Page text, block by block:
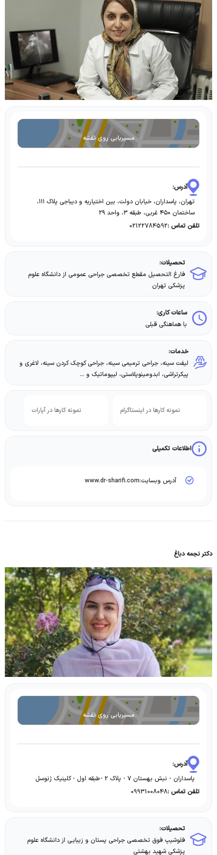
مسیریابی روی نقشه
آدرس:
تهران، پاسداران، خیابان دولت، بین اختیاریه و دیباجی پلاک ۱۱۱،
ساختمان ۴۵۰ غربی، طبقه ۳، واحد ۲۹
تلفن تماس :02122784592
تحصیلات:
فارغ التحصیل مقطع تخصصی جراحی عمومی از دانشگاه علوم
پزشکی تهران
ساعات کاری:
با هماهنگی قبلی
خدمات:
لیفت سینه، جراحی ترمیمی سینه، جراحی کوچک کردن سینه، لاغری و
پیکرتراشی، ابدومینوپلاستی، لیپوماتیک و ...
نمونه کارها در اینستاگرام نمونه کارها در آپارات
اطلاعات تکمیلی
آدرس وبسایت:www.dr-sharifi.com
دکتر نجمه دباغ
مسیریابی روی نقشه
آدرس:
پاسداران - نبش بهستان 7 - پلاک 2 -طبقه اول - کلینیک ژنوسل
تلفن تماس :09931008048
تحصیلات:
فلوشیپ فوق تخصصی جراحی پستان و زیبایی از دانشگاه علوم
پزشکی شهید بهشتی